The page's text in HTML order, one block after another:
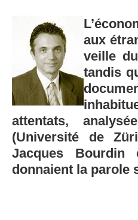
aux
veille
tandis
attentats,
(Université de
Jacques
donnaient la parole